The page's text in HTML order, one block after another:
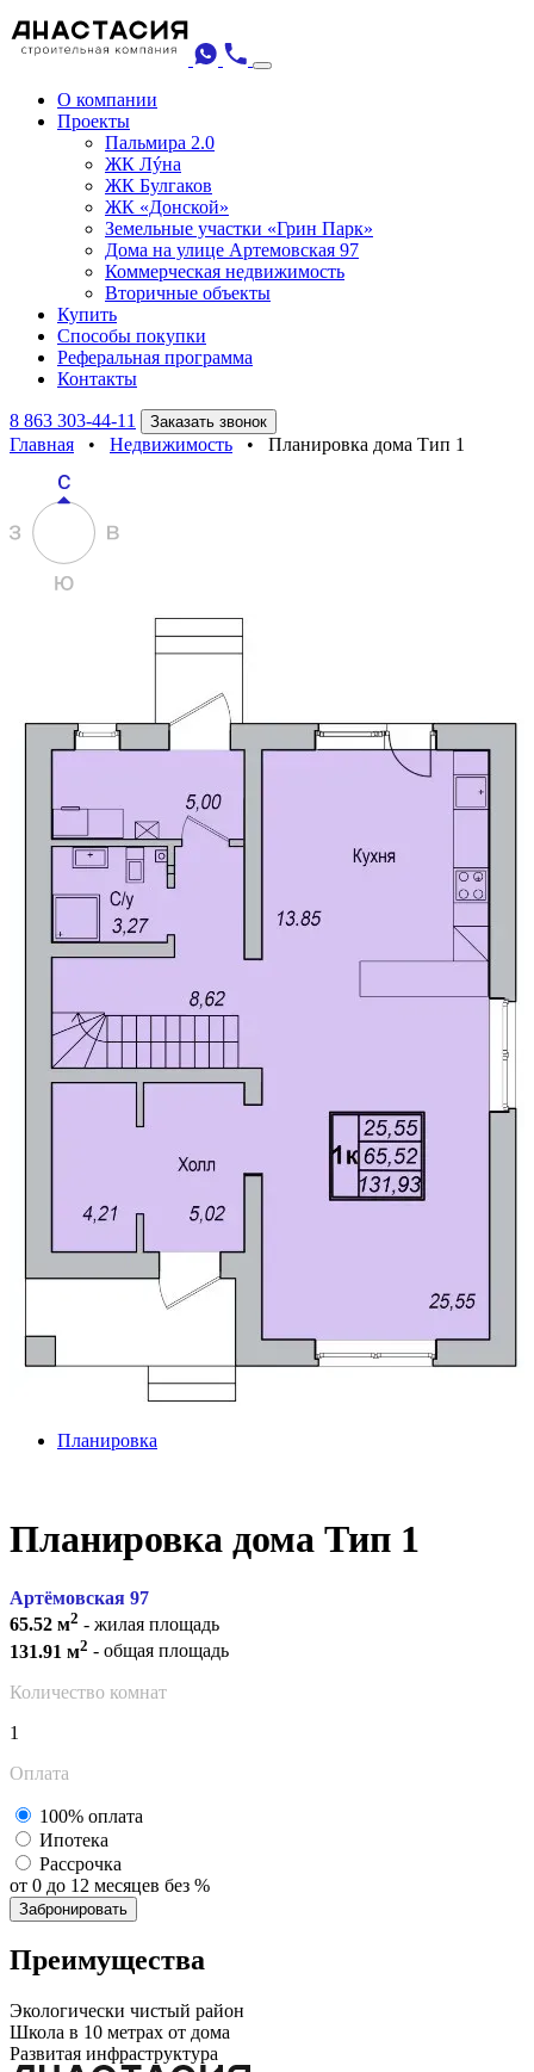
О компании
Проекты
Пальмира 2.0
ЖК Лýна
ЖК Булгаков
ЖК «Донской»
Земельные участки «Грин Парк»
Дома на улице Артемовская 97
Коммерческая недвижимость
Вторичные объекты
Купить
Способы покупки
Реферальная программа
Контакты
8 863 303-44-11 Заказать звонок
Главная • Недвижимость • Планировка дома Тип 1
Планировка
Планировка дома Тип 1
Артёмовская 97
65.52 м2 - жилая площадь
131.91 м2 - общая площадь
Количество комнат
1
Оплата
100% оплата
Ипотека
Рассрочка
от 0 до 12 месяцев без %
Забронировать
Преимущества
Экологически чистый район
Школа в 10 метрах от дома
Развитая инфраструктура